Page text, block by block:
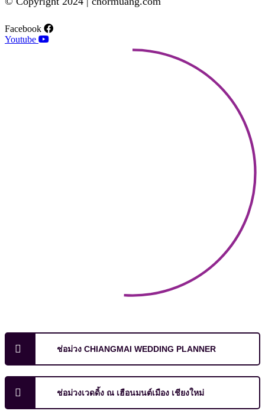
Facebook
Youtube
ช่อม่วง CHIANGMAI WEDDING PLANNER
ช่อม่วงเวดดิ้ง ณ เฮือนมนต์เมือง เชียงใหม่